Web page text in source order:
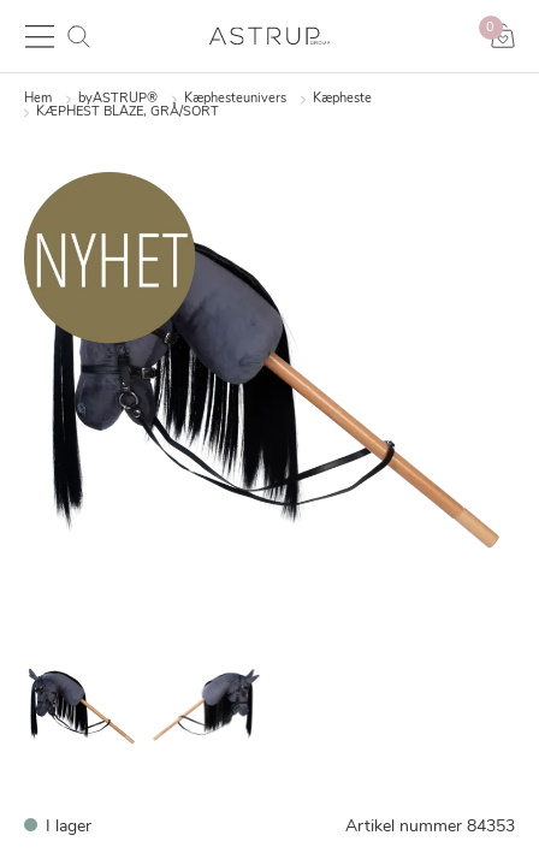
0
Hem byASTRUP® Kæphesteunivers
Kæpheste
KÆPHEST BLAZE, GRÅ/SORT
I lager Artikel nummer 84353